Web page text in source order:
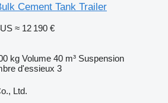
Cement Tank Trailer
≈ 12 190 €
kg Volume 40 m³ Suspension
d'essieux 3
Ltd.